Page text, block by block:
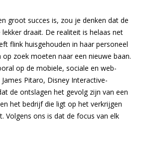
groot succes is, zou je denken dat de
draait. De realiteit is helaas net
flink huisgehouden in haar personeel
zoek moeten naar een nieuwe baan.
op de mobiele, sociale en web-
Pitaro, Disney Interactive-
de ontslagen het gevolg zijn van een
het bedrijf die ligt op het verkrijgen
Volgens ons is dat de focus van elk